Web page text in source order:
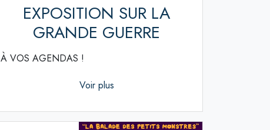
EXPOSITION SUR LA
GRANDE GUERRE
À VOS AGENDAS !
Voir plus